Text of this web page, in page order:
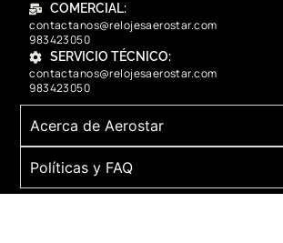
COMERCIAL:
contactanos@relojesaerostar.com
983423050
SERVICIO TÉCNICO:
contactanos@relojesaerostar.com
983423050
Acerca de Aerostar
Políticas y FAQ